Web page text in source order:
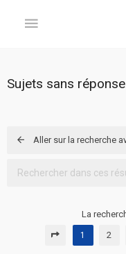
Inscription
Connexion
Sujets
Sujets sans réponse
Aller sur la recherche
La
1 2